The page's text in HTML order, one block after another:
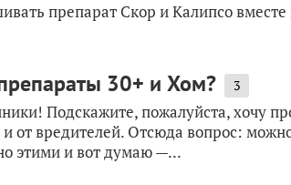
препарат Скор и Калипсо вместе
30+ и Хом? 3
Подскажите, пожалуйста, хочу
и от вредителей. Отсюда вопрос:
этими и вот думаю —...